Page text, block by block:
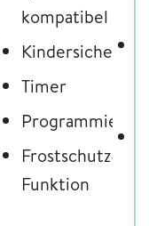
kompatibel
Kindersicherung
Timer
Programmierbar
Frostschutz-
Funktion